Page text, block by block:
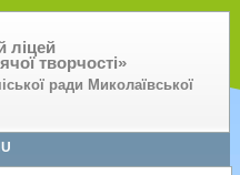
ліцей
творчості»
ради Миколаївської